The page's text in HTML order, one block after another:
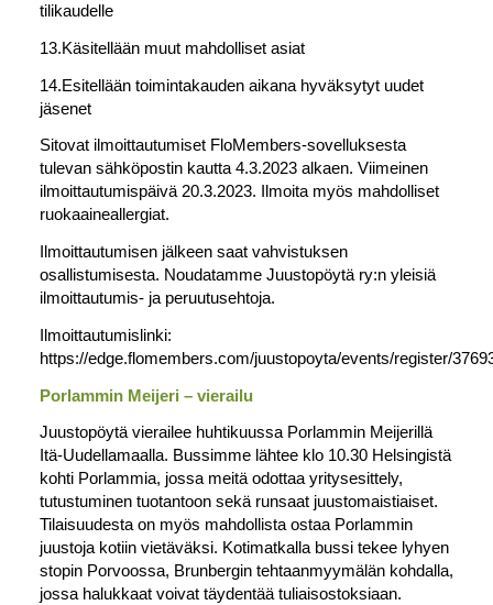
tilikaudelle
13.Käsitellään muut mahdolliset asiat
14.Esitellään toimintakauden aikana hyväksytyt uudet
jäsenet
Sitovat ilmoittautumiset FloMembers-sovelluksesta
tulevan sähköpostin kautta 4.3.2023 alkaen. Viimeinen
ilmoittautumispäivä 20.3.2023. Ilmoita myös mahdolliset
ruokaaineallergiat.
Ilmoittautumisen jälkeen saat vahvistuksen
osallistumisesta. Noudatamme Juustopöytä ry:n yleisiä
ilmoittautumis- ja peruutusehtoja.
Ilmoittautumislinki:
https://edge.flomembers.com/juustopoyta/events/register/
Porlammin Meijeri – vierailu
Juustopöytä vierailee huhtikuussa Porlammin Meijerillä
Itä-Uudellamaalla. Bussimme lähtee klo 10.30 Helsingistä
kohti Porlammia, jossa meitä odottaa yritysesittely,
tutustuminen tuotantoon sekä runsaat juustomaistiaiset.
Tilaisuudesta on myös mahdollista ostaa Porlammin
juustoja kotiin vietäväksi. Kotimatkalla bussi tekee lyhyen
stopin Porvoossa, Brunbergin tehtaanmyymälän kohdalla,
jossa halukkaat voivat täydentää tuliaisostoksiaan.